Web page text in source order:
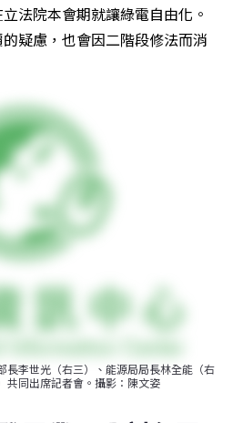
法院本會期就讓綠電自由化。
疑慮，也會因二階段修法而消
長李世光（右三）、能源局局長林全能（右
共同出席記者會。攝影：陳文姿